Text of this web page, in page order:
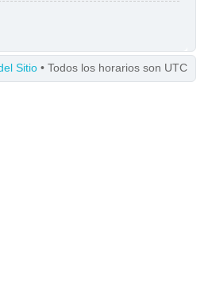
Sitio • Todos los horarios son UTC